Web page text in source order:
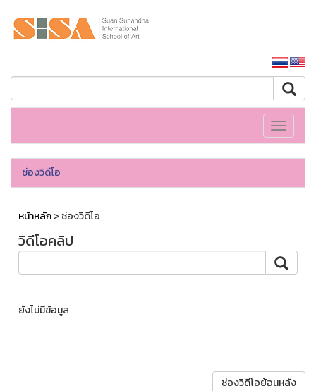
Toggle
ช่องวิดีโอ
หน้าหลัก> ช่องวิดีโอ
วิดีโอคลิป
ยังไม่มีข้อมูล
ช่องวิดีโอย้อนหลัง